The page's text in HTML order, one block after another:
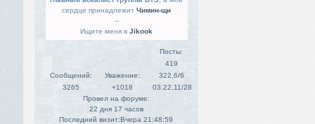
сердце принадлежит Чимин-щи
--
Ищите меня в Jikook
Сообщений:
3265
Уважение:
+1018
Посты:
419
322,6/6
03.22,11/28
Провел на форуме:
22 дня 17 часов
Последний визит:Вчера 21:48:59